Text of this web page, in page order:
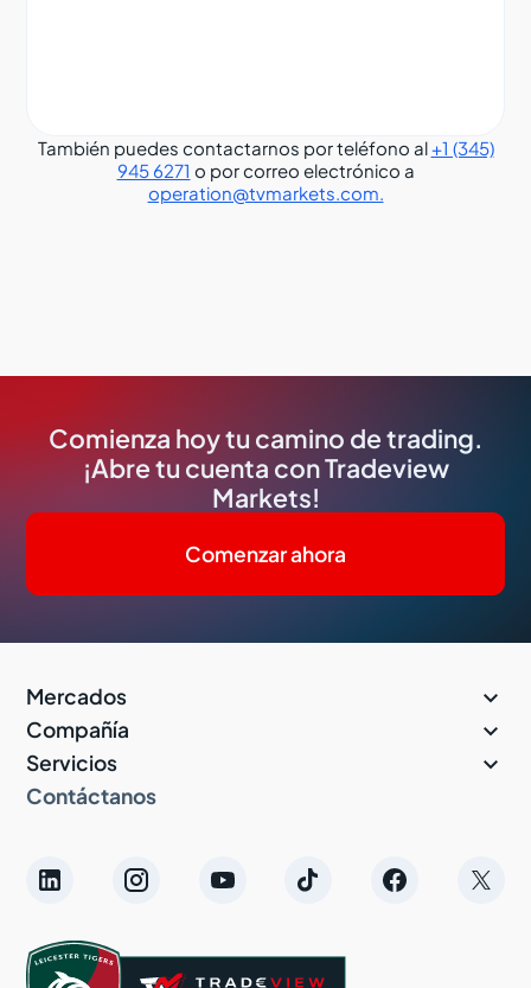
También puedes contactarnos por teléfono al+1 (345)
945 6271 o por correo electrónico a
operation@tvmarkets.com.
Comienza hoy tu camino de trading.
¡Abre tu cuenta con Tradeview
Markets!
Comenzar ahora
Mercados 
Compañía 
Servicios 
Contáctanos